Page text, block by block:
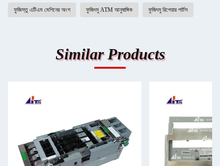
ফুজিস্তু এটিএম মেশিনের অংশ ফুজিৎসু ATM আনুষাঙ্গিক ফুজিৎসু রিপেয়ার পার্টস
Similar Products